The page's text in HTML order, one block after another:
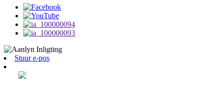
Stuur e-pos